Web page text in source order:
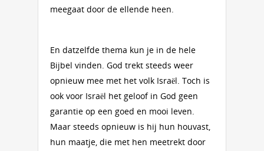
meegaat door de ellende heen.
En datzelfde thema kun je in de hele
Bijbel vinden. God trekt steeds weer
opnieuw mee met het volk Israël. Toch is
ook voor Israël het geloof in God geen
garantie op een goed en mooi leven.
Maar steeds opnieuw is hij hun houvast,
hun maatje, die met hen meetrekt door